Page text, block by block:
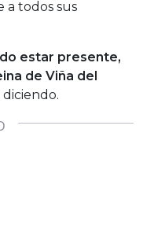
a todos sus
estar presente,
de Viña del